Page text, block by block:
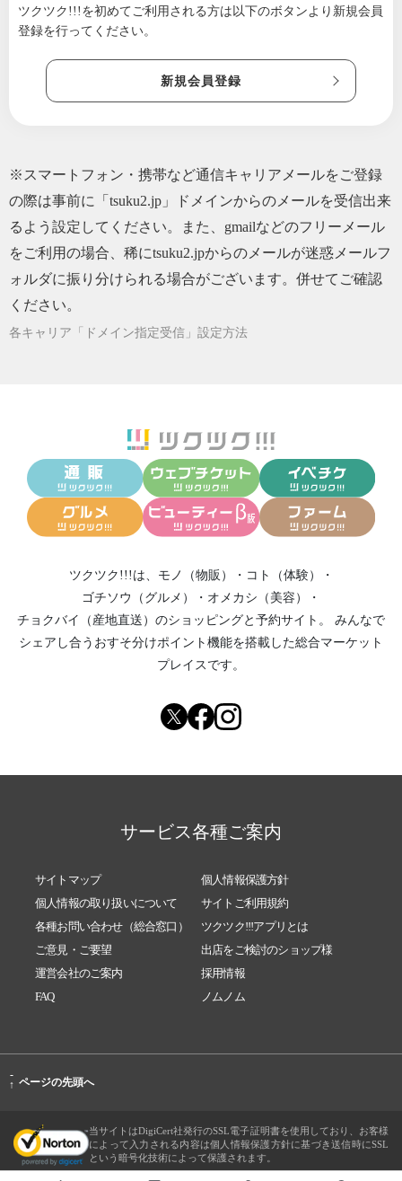
8.10
2024/04/17 高階整骨院からのご案内！！！「TAMBA100
マイルアドベンチャートレイル」
▼▲▼▲ 高階整骨院からのお知らせ！ 4月
2023/12/27 年末年始のお知らせ！！！
2023/09/15◇◇◇高階整骨院からのお知らせ◇◇◇2023.
9.15
2023/08/02◇◇◇高階整骨院からのお知らせ◇◇◇5.8.02
2023/05/31◇◇◇高階整骨院からのお知らせ◇◇◇ 5.5.
2023/05/07 ◇◇◇高階整骨院からのお知らせ◇◇◇5.5.7
高階整骨院からのご案内！ 『26日(日) 兵庫
あいたんマルシェのご案内』
2023/03/13 高階整骨院からのご案内！！！ 『マルシェ
のご案内』
2023/03/07高階整骨院からお得情報！！！
■■■高階整骨院からのお知らせです！ 令和5
年2月5日 『ツクツクメール!‼』■■■
2022/12/27■■■高階整骨院からのお知らせです！ 令和4
年12月28日 『ツクツクメール‼』■■■
明日開催の「テラマルシェ」について
年12月3日 『ツクツクメール‼』■■■
2021/12/29高階整骨院 《年末年始の診療のご案内》
2021/04/26◇◇◇高階整骨院からGW診療のお知らせ◇◇
◇
2020/07/02■■■高階整骨院からのお知らせです！ 令和2
年7月2日 『ツクツクメール‼』■■■
2020/04/26
2020/04/09高階整骨院からのお知らせ‼︎ 《臨時送信》
2020/04/02■■■高階整骨院からのお知らせです！ 令和2
ツクツク!!!を初めてご利用される方は 以下のボタンより新規会員
登録を行ってください。
新規会員登録
※スマートフォン・携帯など通信キャリアメールをご登録
の際は事前に「tsuku2.jp」ドメインからのメールを受信出来
るよう設定してください。また、gmailなどのフリーメール
をご利用の場合、稀にtsuku2.jpからのメールが迷惑メールフ
ォルダに振り分けられる場合がございます。併せてご確認
ください。
各キャリア「ドメイン指定受信」設定方法
ツクツク!!!は、 モノ（物販） ・ コト（体験）
・
ゴチソウ（グルメ）
・ オメカシ（美容）
・
チョクバイ（産地直送） のショッピングと予約サイト。
みんなで
シェアし合う おすそ分けポイント機能を搭載した総合マーケット
プレイスです。
サービス各種ご案内
サイトマップ
個人情報保護方針
個人情報の取り扱いについて
サイトご利用規約
各種お問い合わせ（総合窓口）
ツクツク!!!アプリとは
ご意見・ご要望
出店をご検討のショップ様
運営会社のご案内
採用情報
FAQ
ノムノム
-
↑ ページの先頭へ
当サイトはDigiCert社発行のSSL電子証明書を使用しており、お客様
によって入力される内容は個人情報保護方針に基づき送信時にSSL
という暗号化技術によって保護されます。